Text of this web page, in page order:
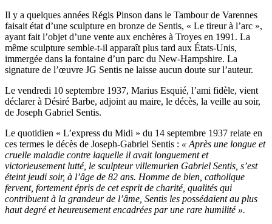
Il y a quelques années Régis Pinson dans le Tambour de Varennes
faisait état d’une sculpture en bronze de Sentis, « Le tireur à l’arc »,
ayant fait l’objet d’une vente aux enchères à Troyes en 1991. La
même sculpture semble-t-il apparaît plus tard aux États-Unis,
immergée dans la fontaine d’un parc du New-Hampshire. La
signature de l’œuvre JG Sentis ne laisse aucun doute sur l’auteur.
Le vendredi 10 septembre 1937, Marius Esquié, l’ami fidèle, vient
déclarer à Désiré Barbe, adjoint au maire, le décès, la veille au soir,
de Joseph Gabriel Sentis.
Le quotidien « L’express du Midi » du 14 septembre 1937 relate en
ces termes le décès de Joseph-Gabriel Sentis : « Après une longue et
cruelle maladie contre laquelle il avait longuement et
victorieusement lutté, le sculpteur villemurien Gabriel Sentis, s’est
éteint jeudi soir, à l’âge de 82 ans. Homme de bien, catholique
fervent, fortement épris de cet esprit de charité, qualités qui
contribuent à la grandeur de l’âme, Sentis les possédaient au plus
haut degré et heureusement encadrées par une rare humilité ».